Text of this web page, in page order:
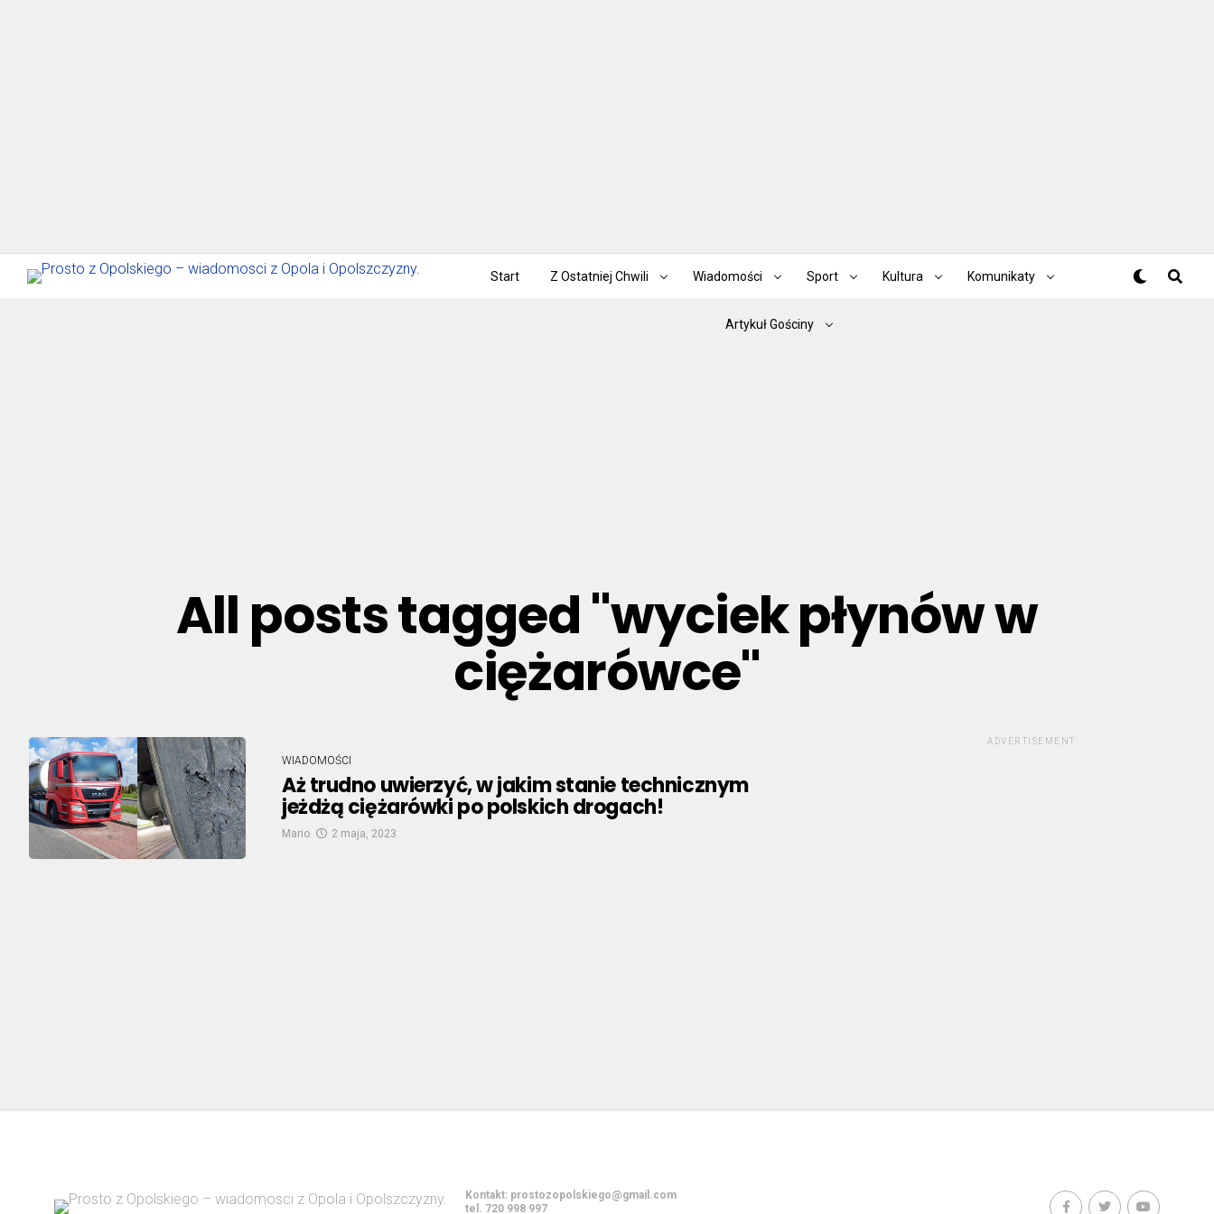
Start Z Ostatniej Chwili Wiadomości Sport Kultura Komunikaty
Artykuł Gościny
All posts tagged "wyciek płynów w
ciężarówce"
WIADOMOŚCI
Aż trudno uwierzyć, w jakim stanie technicznym
jeżdżą ciężarówki po polskich drogach!
Mario 2 maja, 2023
ADVERTISEMENT
Kontakt: prostozopolskiego@gmail.com
tel. 720 998 997